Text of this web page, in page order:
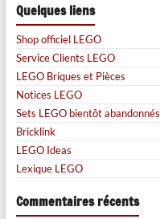
Quelques liens
Shop officiel LEGO
Service Clients LEGO
LEGO Briques et Pièces
Notices LEGO
Sets LEGO bientôt abandonnés
Bricklink
LEGO Ideas
Lexique LEGO
Commentaires récents